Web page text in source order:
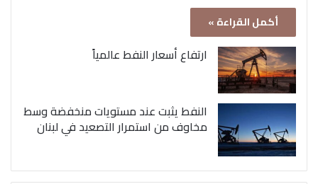
أكمل القراءة »
ارتفاع أسعار النفط عالمياً
النفط يثبت عند مستويات منخفضة وسط
مخاوف من استمرار التصعيد في لبنان